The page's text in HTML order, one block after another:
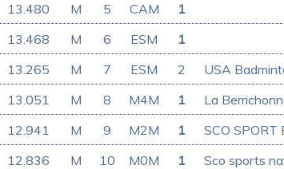
13.480 M 5 CAM 1
13.468 M 6 ESM 1
13.265 M 7 ESM 2 USA
13.051 M 8 M4M 1 La
12.941 M 9 M2M 1 SCO SPORT
12.836 M 10 M0M 1 Sco sports